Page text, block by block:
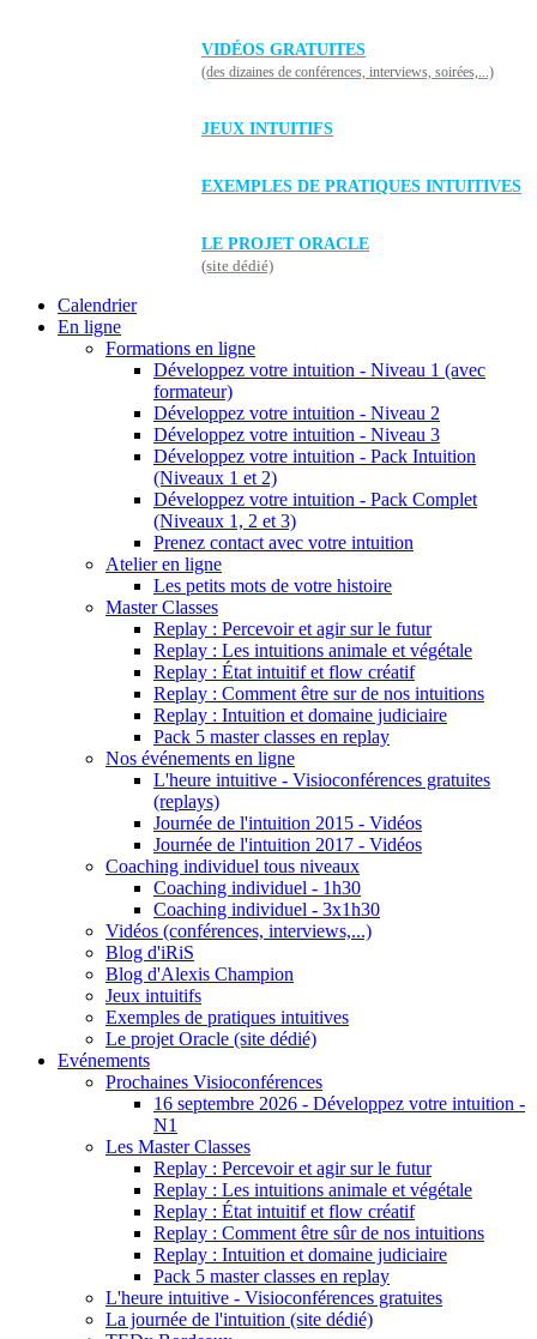
VIDÉOS GRATUITES
(des dizaines de conférences, interviews, soirées,...)
JEUX INTUITIFS
EXEMPLES DE PRATIQUES INTUITIVES
LE PROJET ORACLE
(site dédié)
Calendrier
En ligne
Formations en ligne
Développez votre intuition - Niveau 1 (avec
formateur)
Développez votre intuition - Niveau 2
Développez votre intuition - Niveau 3
Développez votre intuition - Pack Intuition
(Niveaux 1 et 2)
Développez votre intuition - Pack Complet
(Niveaux 1, 2 et 3)
Prenez contact avec votre intuition
Atelier en ligne
Les petits mots de votre histoire
Master Classes
Replay : Percevoir et agir sur le futur
Replay : Les intuitions animale et végétale
Replay : État intuitif et flow créatif
Replay : Comment être sur de nos intuitions
Replay : Intuition et domaine judiciaire
Pack 5 master classes en replay
Nos événements en ligne
L'heure intuitive - Visioconférences gratuites
(replays)
Journée de l'intuition 2015 - Vidéos
Journée de l'intuition 2017 - Vidéos
Coaching individuel tous niveaux
Coaching individuel - 1h30
Coaching individuel - 3x1h30
Vidéos (conférences, interviews,...)
Blog d'iRiS
Blog d'Alexis Champion
Jeux intuitifs
Exemples de pratiques intuitives
Le projet Oracle (site dédié)
Evénements
Prochaines Visioconférences
16 septembre 2026 - Développez votre intuition -
N1
Les Master Classes
Replay : Percevoir et agir sur le futur
Replay : Les intuitions animale et végétale
Replay : État intuitif et flow créatif
Replay : Comment être sûr de nos intuitions
Replay : Intuition et domaine judiciaire
Pack 5 master classes en replay
L'heure intuitive - Visioconférences gratuites
La journée de l'intuition (site dédié)